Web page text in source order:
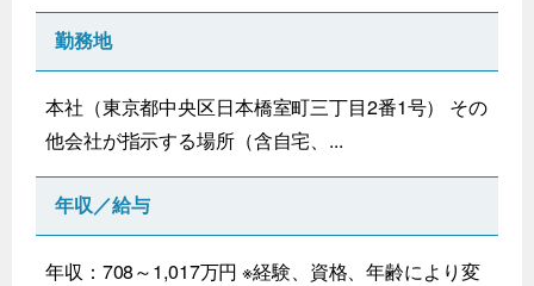
勤務地
本社（東京都中央区日本橋室町三丁目2番1号） その
他会社が指示する場所（含自宅、...
年収／給与
年収：708～1,017万円 ※経験、資格、年齢により変